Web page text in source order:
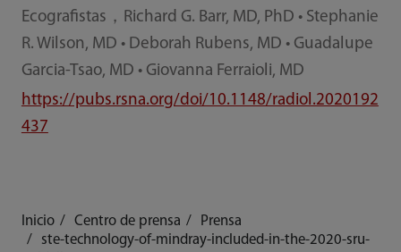
Ecografistas，Richard G. Barr, MD, PhD • Stephanie
R. Wilson, MD • Deborah Rubens, MD • Guadalupe
Garcia-Tsao, MD • Giovanna Ferraioli, MD
https://pubs.rsna.org/doi/10.1148/radiol.2020192
437
Inicio Centro de prensa
Prensa
ste-technology-of-mindray-included-in-the-2020-sru-